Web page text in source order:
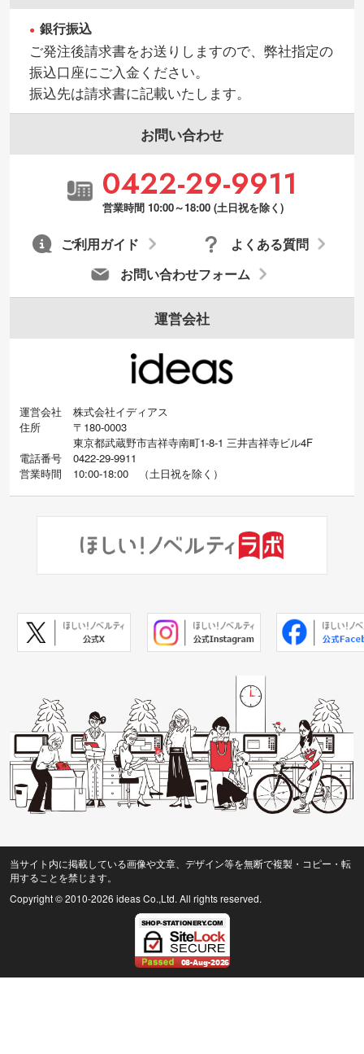
銀行振込
ご発注後請求書をお送りしますので、弊社指定の
振込口座にご入金ください。
振込先は請求書に記載いたします。
お問い合わせ
0422-29-9911
営業時間 10:00～18:00 (土日祝を除く)
お問い合わせフォーム
よくある質問
ご利用ガイド
運営会社
運営会社
株式会社イディアス
住所
〒180-0003
東京都武蔵野市吉祥寺南町1-8-1 三井吉祥寺ビル4F
電話番号
0422-29-9911
営業時間
10:00-18:00 （土日祝を除く）
当サイト内に掲載している画像や文章、デザイン等を無断で複製・コピー・転
用することを禁じます。
Copyright © 2010-2026 ideas Co.,Ltd. All rights reserved.